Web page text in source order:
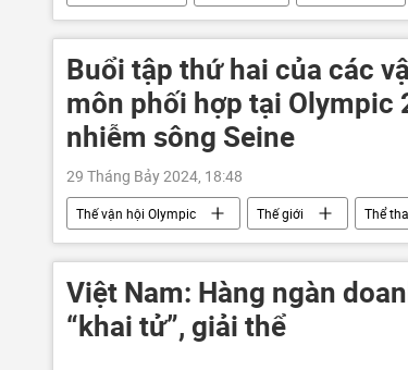
Buổi tập thứ hai của các
môn phối hợp tại Olympic
nhiễm sông Seine
29 Tháng Bảy 2024, 18:48
Thế vận hội Olympic Thế giới Thể
Việt Nam: Hàng ngàn
“khai tử”, giải thể